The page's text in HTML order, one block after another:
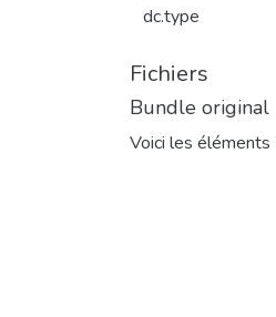
dc.type
Fichiers
Bundle original
Voici les éléments